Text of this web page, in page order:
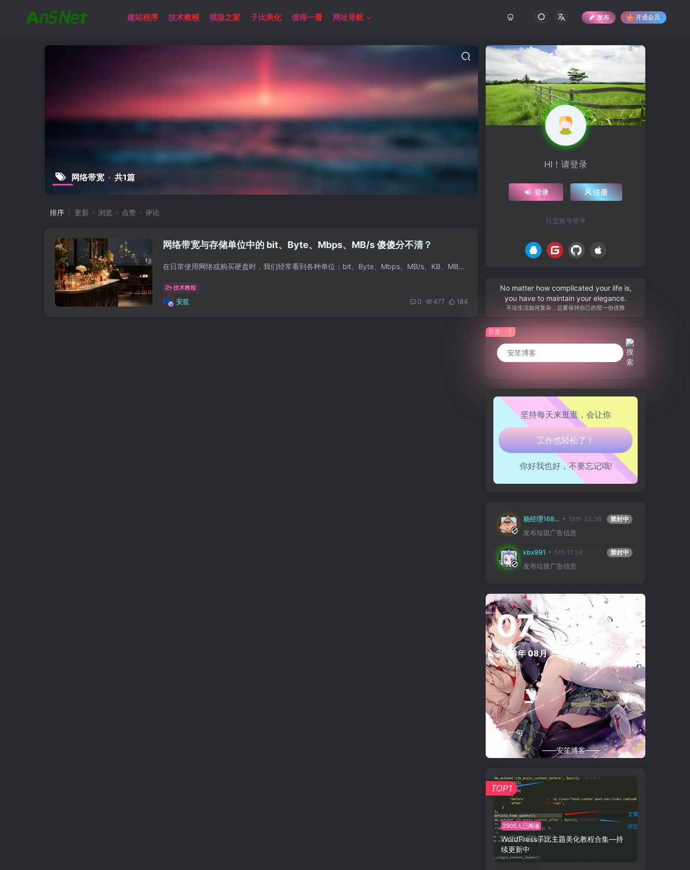
建站程序 技术教程 模版之家 子比美化 值得一看 网址导航 发布 开通会员
网络带宽 共1篇
排序 更新 浏览 点赞 评论
网络带宽与存储单位中的 bit、Byte、Mbps、MB/s 傻傻分不清？
在日常使用网络或购买硬盘时，我们经常看到各种单位：bit、Byte、Mbps、MB/s、KB、MB、GB……它们看似相似，实则含义不同。如果你也曾被「100Mbps 宽带下载为什么只有十几 MB/s？」这样的疑问困...
技术教程
安笙 0 477 184
HI！请登录
登录 注册
社交账号登录
No matter how complicated your life is,
you have to maintain your elegance.
不论生活如何复杂，总要保持自己的那一份优雅
百度一下
坚持每天来逛逛，会让你
心情也舒畅了！
走路也有劲了！
腿也不痛了！
腰也不酸了！
工作也轻松了！
你好我也好，不要忘记哦!
杨经理16888
18th 23:36
发布垃圾广告信息
禁封中
kbx991
5th 11:34
发布垃圾广告信息
禁封中
07
2026年 08月
换一句
——安笙博客——
2905人已阅读
WordPress子比主题美化教程合集—持
续更新中
TOP1